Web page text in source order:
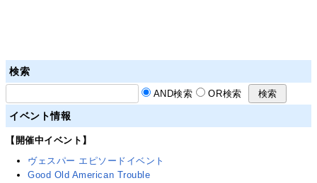
検索
AND検索 OR検索
イベント情報
【開催中イベント】
ヴェスパー エピソードイベント
Good Old American Trouble